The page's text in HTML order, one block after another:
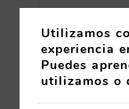
Utilizamos
experiencia
Puedes
utilizamos o